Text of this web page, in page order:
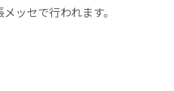
ッセで行われます。